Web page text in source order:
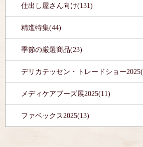
仕出し屋さん向け(131)
精進特集(44)
季節の厳選商品(23)
デリカテッセン・トレードショー
メディケアブーズ展2025(11)
ファベックス2025(13)